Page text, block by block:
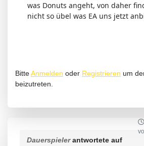
was Donuts angeht, von daher
nicht so übel was EA uns jetzt
BitteAnmelden oder Registrieren um
beizutreten.
Dauerspielerantwortete auf